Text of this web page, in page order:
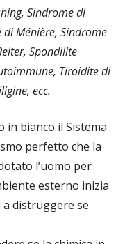
Sindrome di
Ménière, Sindrome
Spondilite
Tiroidite di
ecc.
in bianco il Sistema
perfetto che la
l’uomo per
esterno inizia
a distruggere se